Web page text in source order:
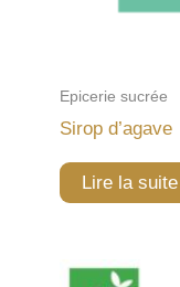
Epicerie sucrée
Sirop d’agave
Lire la suite